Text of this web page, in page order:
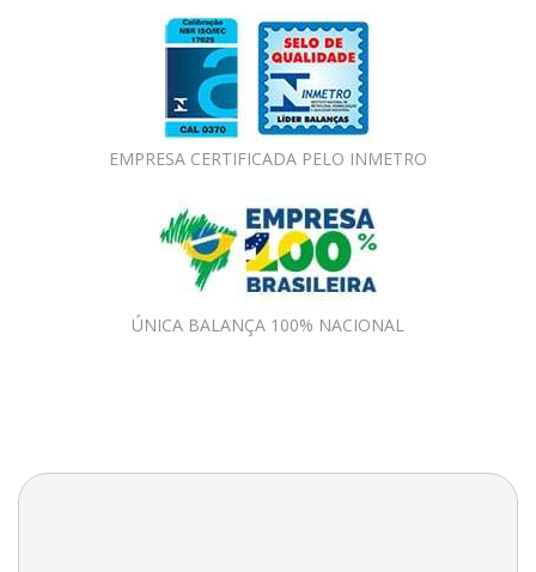
EMPRESA CERTIFICADA PELO INMETRO
ÚNICA BALANÇA 100% NACIONAL